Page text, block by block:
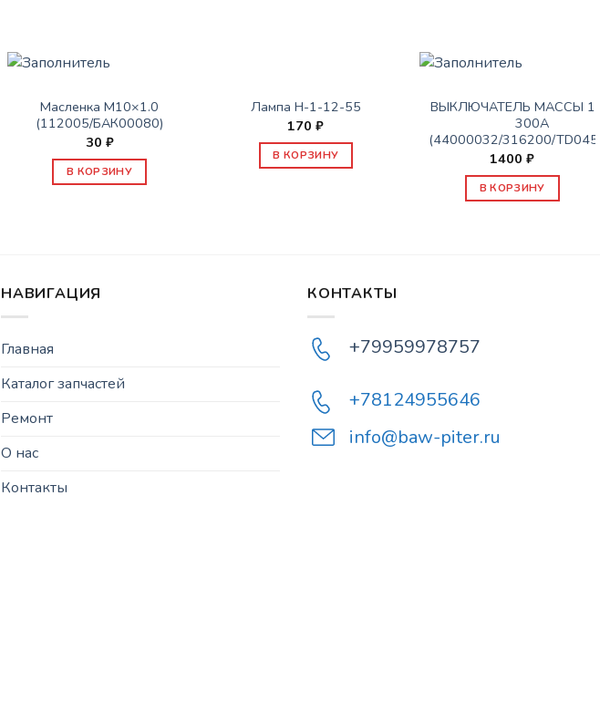
Масленка М10×1.0
(112005/БАК00080)
30 ₽
В КОРЗИНУ
Лампа H-1-12-55
170₽
В КОРЗИНУ
ВЫКЛЮЧАТЕЛЬ МАССЫ
300A
(44000032/316200/
1400₽
В КОРЗИНУ
НАВИГАЦИЯ
Главная
Каталог запчастей
Ремонт
О нас
Контакты
КОНТАКТЫ
+79959978757
+78124955646
info@baw-piter.ru